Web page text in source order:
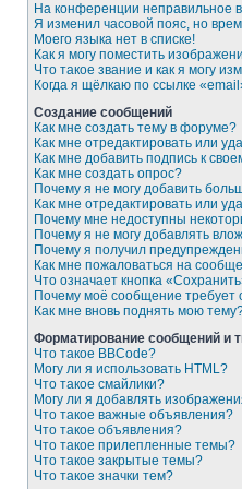
На конференции неправильное
Я изменил часовой пояс, но
Моего языка нет в списке!
Как я могу поместить
Что такое звание и как я могу
Когда я щёлкаю по ссылке
Создание сообщений
Как мне создать тему в форуме?
Как мне отредактировать или
Как мне добавить подпись к
Как мне создать опрос?
Почему я не могу добавить
Как мне отредактировать или
Почему мне недоступны
Почему я не могу добавлять
Почему я получил
Как мне пожаловаться на
Что означает кнопка
Почему моё сообщение требует
Как мне вновь поднять мою
Форматирование сообщений и
Что такое BBCode?
Могу ли я использовать HTML?
Что такое смайлики?
Могу ли я добавлять
Что такое важные объявления?
Что такое объявления?
Что такое прилепленные темы?
Что такое закрытые темы?
Что такое значки тем?